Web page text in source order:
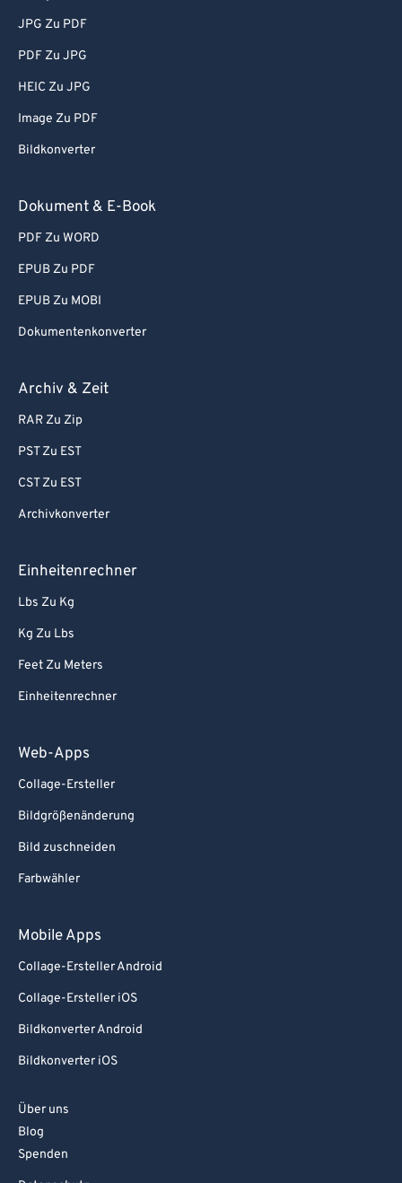
JPG Zu PDF
PDF Zu JPG
HEIC Zu JPG
Image Zu PDF
Bildkonverter
Dokument & E-Book
PDF Zu WORD
EPUB Zu PDF
EPUB Zu MOBI
Dokumentenkonverter
Archiv & Zeit
RAR Zu Zip
PST Zu EST
CST Zu EST
Archivkonverter
Einheitenrechner
Lbs Zu Kg
Kg Zu Lbs
Feet Zu Meters
Einheitenrechner
Web-Apps
Collage-Ersteller
Bildgrößenänderung
Bild zuschneiden
Farbwähler
Mobile Apps
Collage-Ersteller Android
Collage-Ersteller iOS
Bildkonverter Android
Bildkonverter iOS
Über uns
Blog
Spenden